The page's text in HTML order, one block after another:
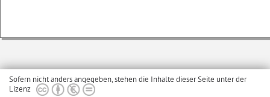
Sofern nicht anders angegeben, stehen die Inhalte dieser Seite unter der
Lizenz